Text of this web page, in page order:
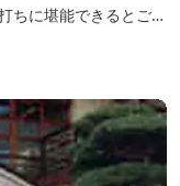
ちに堪能できるとご好